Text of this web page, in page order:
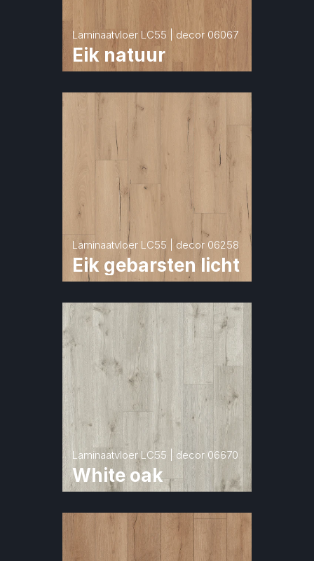
Laminaatvloer LC55 | decor 06067
Eik natuur
Laminaatvloer LC55 | decor 06258
Eik gebarsten licht
Laminaatvloer LC55 | decor 06670
White oak